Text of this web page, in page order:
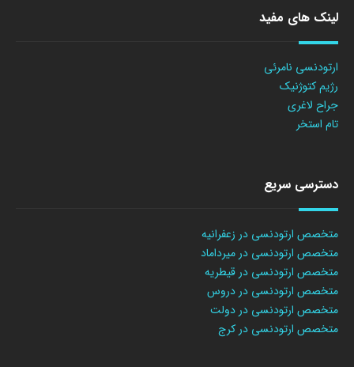
لینک های مفید
ارتودنسی نامرئی
رژیم کتوژنیک
جراح لاغری
تام استخر
دسترسی سریع
متخصص ارتودنسی در زعفرانیه
متخصص ارتودنسی در میرداماد
متخصص ارتودنسی در قیطریه
متخصص ارتودنسی در دروس
متخصص ارتودنسی در دولت
متخصص ارتودنسی در کرج